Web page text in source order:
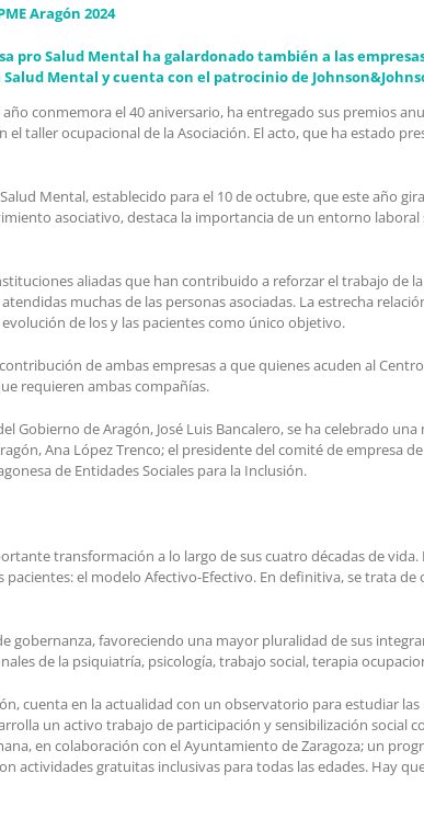
Aragón 2024
pro Salud Mental ha galardonado también a las
Mental y cuenta con el patrocinio de
conmemora el 40 aniversario, ha entregado sus premios
taller ocupacional de la Asociación. El acto, que ha estado
Mental, establecido para el 10 de octubre, que este año
asociativo, destaca la importancia de un entorno
aliadas que han contribuido a reforzar el trabajo de
muchas de las personas asociadas. La estrecha
de los y las pacientes como único objetivo.
de ambas empresas a que quienes acuden al
requieren ambas compañías.
Gobierno de Aragón, José Luis Bancalero, se ha celebrado
Ana López Trenco; el presidente del comité de empresa
de Entidades Sociales para la Inclusión.
transformación a lo largo de sus cuatro décadas de
el modelo Afectivo-Efectivo. En definitiva, se trata
gobernanza, favoreciendo una mayor pluralidad de sus
de la psiquiatría, psicología, trabajo social, terapia
cuenta en la actualidad con un observatorio para estudiar
un activo trabajo de participación y sensibilización social
en colaboración con el Ayuntamiento de Zaragoza; un
actividades gratuitas inclusivas para todas las edades. Hay